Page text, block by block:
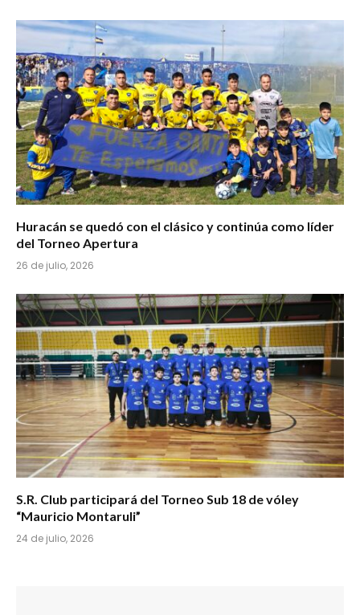
Huracán se quedó con el clásico y continúa como líder
del Torneo Apertura
26 de julio, 2026
S.R. Club participará del Torneo Sub 18 de vóley
“Mauricio Montaruli”
24 de julio, 2026